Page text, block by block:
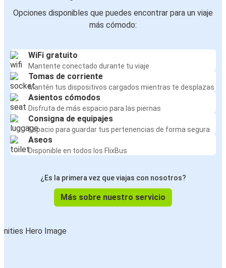
Opciones disponibles que puedes encontrar para un viaje
más cómodo:
WiFi gratuito
Mantente conectado durante tu viaje
Tomas de corriente
Mantén tus dispositivos cargados mientras te desplazas
Asientos cómodos
Disfruta de más espacio para las piernas
Consigna de equipajes
Espacio para guardar tus pertenencias de forma segura
Aseos
Disponible en todos los FlixBus
¿Es la primera vez que viajas con nosotros?
Más sobre nuestro servicio